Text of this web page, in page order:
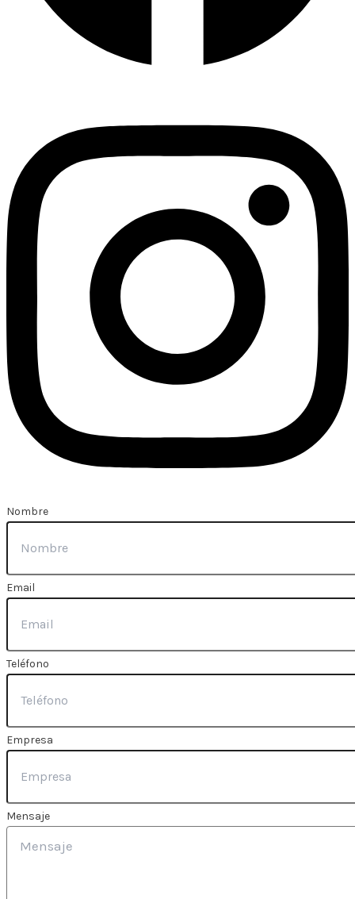
Nombre
Email
Teléfono
Empresa
Mensaje